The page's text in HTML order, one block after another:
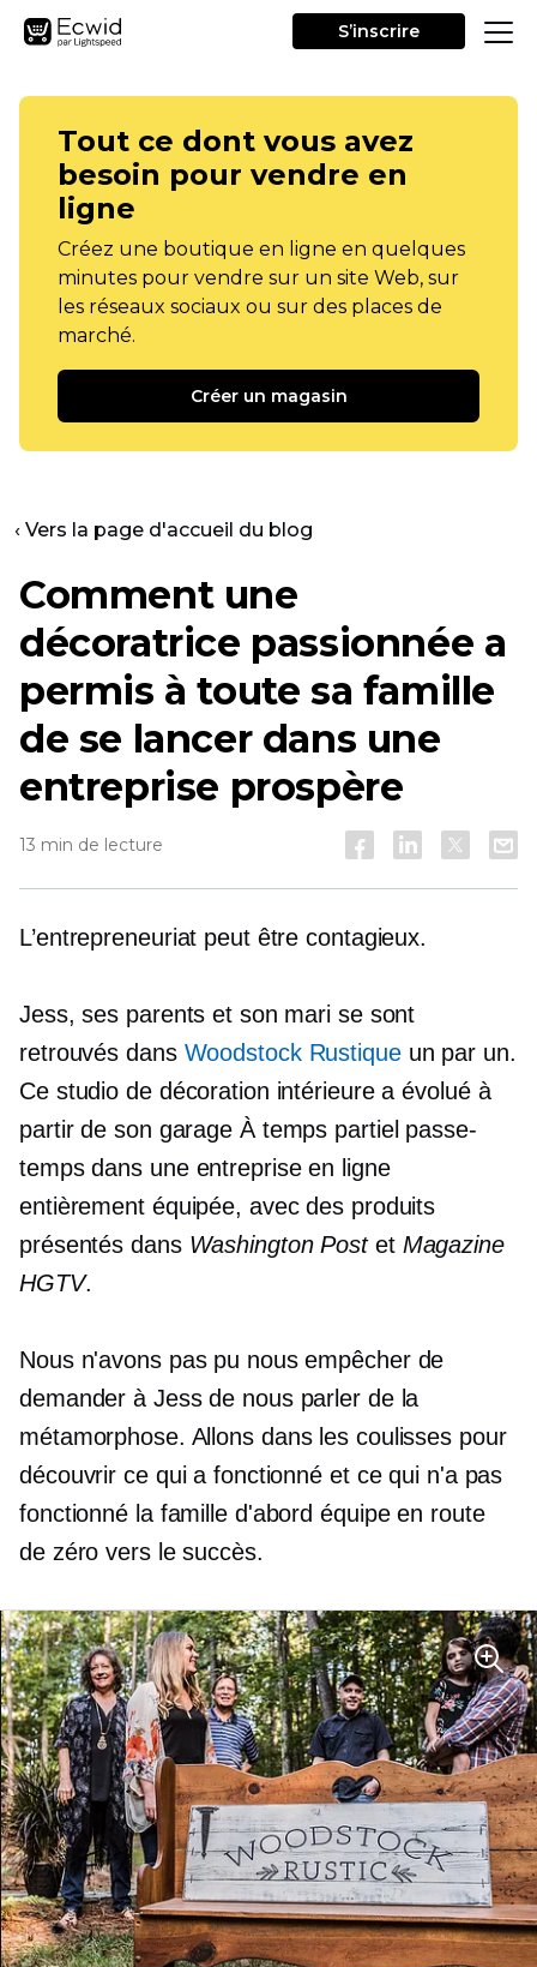
S’inscrire
Tout ce dont vous avez
besoin pour vendre en
ligne
Créez une boutique en ligne en quelques
minutes pour vendre sur un site Web, sur
les réseaux sociaux ou sur des places de
marché.
Créer un magasin
‹ Vers la page d'accueil du blog
Comment une
décoratrice passionnée a
permis à toute sa famille
de se lancer dans une
entreprise prospère
13 min de lecture
L’entrepreneuriat peut être contagieux.
Jess, ses parents et son mari se sont
retrouvés dans Woodstock Rustiqueun par un.
Ce studio de décoration intérieure a évolué à
partir de son garage À temps partiel passe-
temps dans une entreprise en ligne
entièrement équipée, avec des produits
présentés dans Washington Postet Magazine
HGTV.
Nous n'avons pas pu nous empêcher de
demander à Jess de nous parler de la
métamorphose. Allons dans les coulisses pour
découvrir ce qui a fonctionné et ce qui n'a pas
fonctionné la famille d'abord équipe en route
de zéro vers le succès.